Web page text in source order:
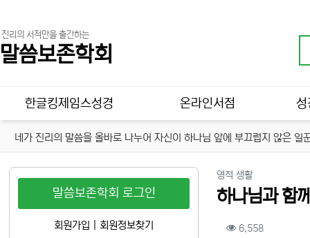
진리의 서적만을 출간하는
말씀보존학회
메인 메뉴
한글킹제임스성경 온라인서점 성
네가 진리의 말씀을 올바로 나누어 자신이 하나님 앞에 부끄럽지 않은
영적 생활분류
하나님과 함
컨텐츠 정보
6,558조회
말씀보존학회 로그인
회원가입 회원정보찾기